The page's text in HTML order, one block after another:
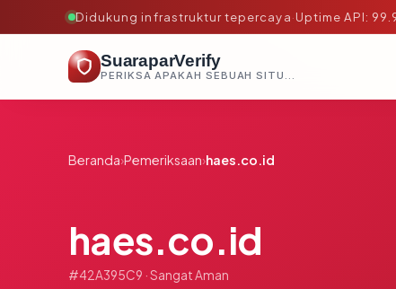
Didukung infrastruktur tepercaya·Uptime API:
SuaraparVerify
PERIKSA APAKAH SEBUAH SITUS AMAN, TEPERCAYA, DAN TERVERIFIKASI DALAM HITUNGAN DETIK.
Beranda›Pemeriksaan›haes.co.id
haes.co.id
#42A395C9 · Sangat Aman